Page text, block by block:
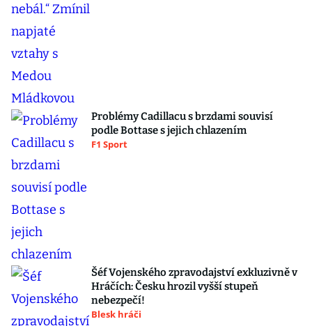
Problémy Cadillacu s brzdami souvisí
podle Bottase s jejich chlazením
F1 Sport
Šéf Vojenského zpravodajství exkluzivně v
Hráčích: Česku hrozil vyšší stupeň
nebezpečí!
Blesk hráči